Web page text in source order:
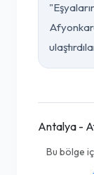
Antalya -
Bu bölge